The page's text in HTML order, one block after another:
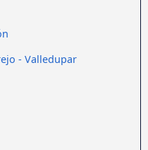
- Valledupar